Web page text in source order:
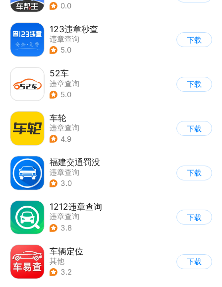
0.0
123违章秒查
违章查询
5.0
下载
52车
违章查询
5.0
下载
车轮
违章查询
4.9
下载
福建交通罚没
违章查询
3.0
下载
1212违章查询
违章查询
3.8
下载
车辆定位
其他
3.2
下载